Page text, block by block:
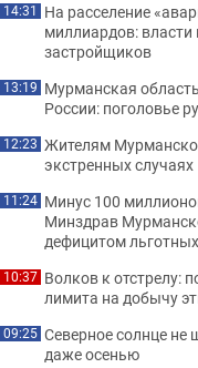
14:31 На расселение
миллиардов:
застройщиков
13:19 Мурманская
России: поголовье
12:23 Жителям
экстренных случаях
11:24 Минус 100
Минздрав
дефицитом
10:37 Волков к отстрелу:
лимита на добычу
09:25 Северное солнце
даже осенью